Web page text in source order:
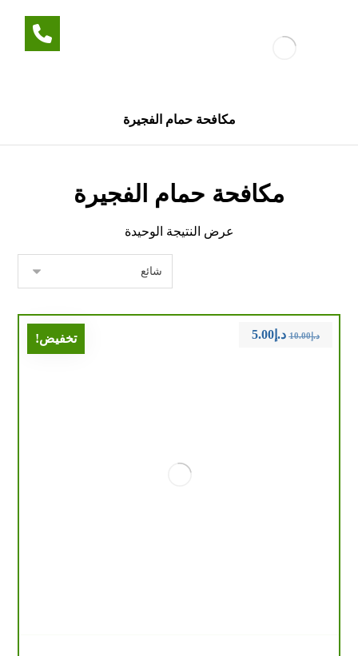
مكافحة حمام الفجيرة
مكافحة حمام الفجيرة
عرض النتيجة الوحيدة
تخفيض! د.إ10.00 د.إ5.00